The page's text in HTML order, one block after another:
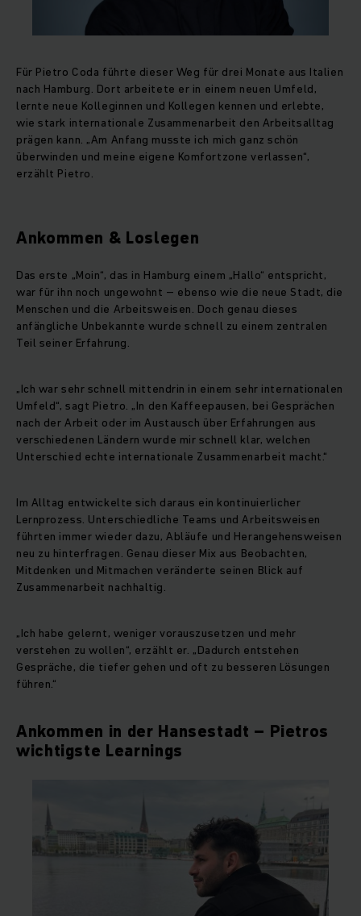
Für Pietro Coda führte dieser Weg für drei Monate aus Italien
nach Hamburg. Dort arbeitete er in einem neuen Umfeld,
lernte neue Kolleginnen und Kollegen kennen und erlebte,
wie stark internationale Zusammenarbeit den Arbeitsalltag
prägen kann. „Am Anfang musste ich mich ganz schön
überwinden und meine eigene Komfortzone verlassen“,
erzählt Pietro.
Ankommen & Loslegen
Das erste „Moin“, das in Hamburg einem „Hallo“ entspricht,
war für ihn noch ungewohnt – ebenso wie die neue Stadt, die
Menschen und die Arbeitsweisen. Doch genau dieses
anfängliche Unbekannte wurde schnell zu einem zentralen
Teil seiner Erfahrung.
„Ich war sehr schnell mittendrin in einem sehr internationalen
Umfeld“, sagt Pietro. „In den Kaffeepausen, bei Gesprächen
nach der Arbeit oder im Austausch über Erfahrungen aus
verschiedenen Ländern wurde mir schnell klar, welchen
Unterschied echte internationale Zusammenarbeit macht.“
Im Alltag entwickelte sich daraus ein kontinuierlicher
Lernprozess. Unterschiedliche Teams und Arbeitsweisen
führten immer wieder dazu, Abläufe und Herangehensweisen
neu zu hinterfragen. Genau dieser Mix aus Beobachten,
Mitdenken und Mitmachen veränderte seinen Blick auf
Zusammenarbeit nachhaltig.
„Ich habe gelernt, weniger vorauszusetzen und mehr
verstehen zu wollen“, erzählt er. „Dadurch entstehen
Gespräche, die tiefer gehen und oft zu besseren Lösungen
führen.“
Ankommen in der Hansestadt – Pietros
wichtigste Learnings